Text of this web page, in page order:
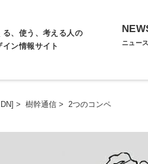
る、使う、考える人の
イン情報サイト
ニュー
> 樹幹通信 > 2つのコンペ